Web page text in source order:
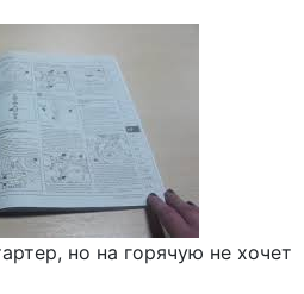
но на горячую не хочет